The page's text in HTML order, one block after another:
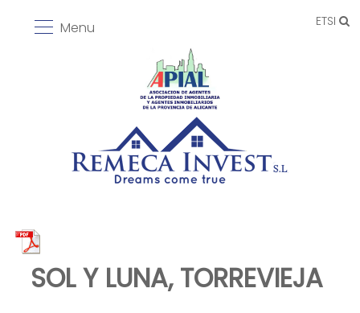
ETSI
Menu
SOL Y LUNA, TORREVIEJA